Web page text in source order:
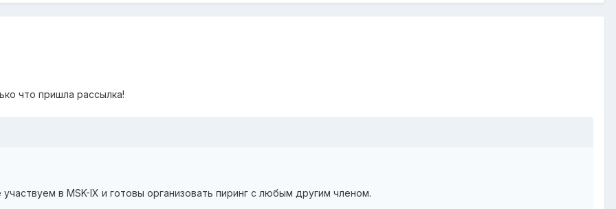
что пришла рассылка!
в MSK-IX и готовы организовать пиринг с любым другим членом.